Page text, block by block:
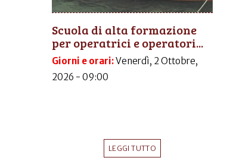
Scuola di alta formazione
per operatrici e operatori...
Giorni e orari:Venerdì, 2 Ottobre,
2026 - 09:00
LEGGI TUTTO